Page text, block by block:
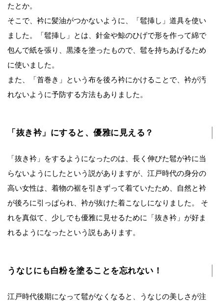
たとか。
そこで、衿に髪油がつかないように、「髱挿し」道具を使い
ました。「髱挿し」とは、針金や鯨のひげで形を作って綿で
包んで紙を張り、黒漆を塗ったもので、髱を持ちあげるため
に使いました。
また、「首巻き」という布を後ろ衿にかけることで、衿が汚
れないように予防する方法もありました。
「抜き衿」にすると、優雅に見える？
「抜き衿」をするようになったのは、長く伸びた髱が衿に当
らないようにしたという説がありますが、江戸時代の身分の
高い女性は、着物の裾を引きずって着ていたため、自然と衿
が後ろに引っぱられ、衿が抜けた着こなしになりました。 そ
れを真似て、少しでも優雅に見せるために「抜き衿」が好ま
れるようになったという説もあります。
うなじにも白粉を塗ることを忘れない！
江戸時代後期になって髱がなくなると、うなじの美しさが注